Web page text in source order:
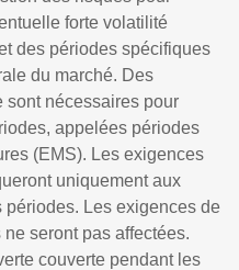
forte volatilité
des périodes spécifiques
du marché. Des
sont nécessaires pour
appelées périodes
(EMS). Les exigences
uniquement aux
Les exigences de
seront pas affectées.
couverte pendant les